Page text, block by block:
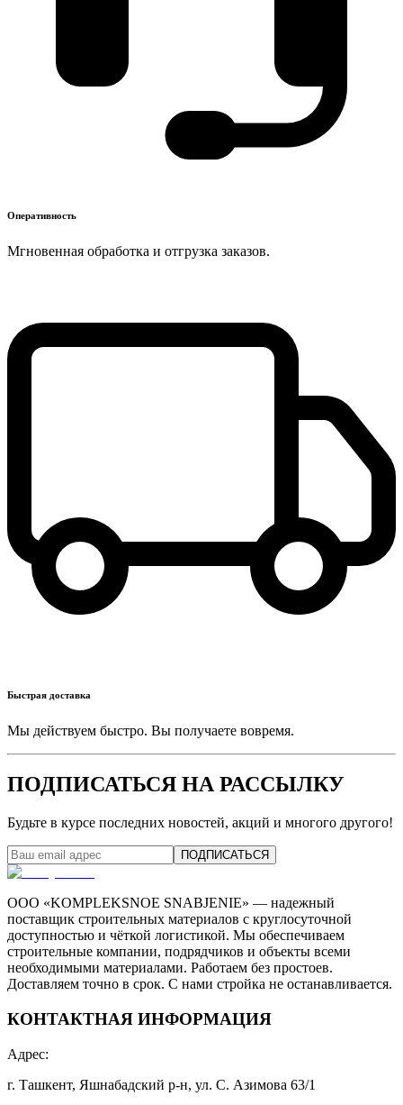
Оперативность
Мгновенная обработка и отгрузка заказов.
Быстрая доставка
Мы действуем быстро. Вы получаете вовремя.
ПОДПИСАТЬСЯ НА РАССЫЛКУ
Будьте в курсе последних новостей, акций и многого другого!
ПОДПИСАТЬСЯ
ООО «KOMPLEKSNOE SNABJENIE» — надежный
поставщик строительных материалов с круглосуточной
доступностью и чёткой логистикой. Мы обеспечиваем
строительные компании, подрядчиков и объекты всеми
необходимыми материалами. Работаем без простоев.
Доставляем точно в срок. С нами стройка не останавливается.
КОНТАКТНАЯ ИНФОРМАЦИЯ
Адрес:
г. Ташкент, Яшнабадский р-н, ул. С. Азимова 63/1